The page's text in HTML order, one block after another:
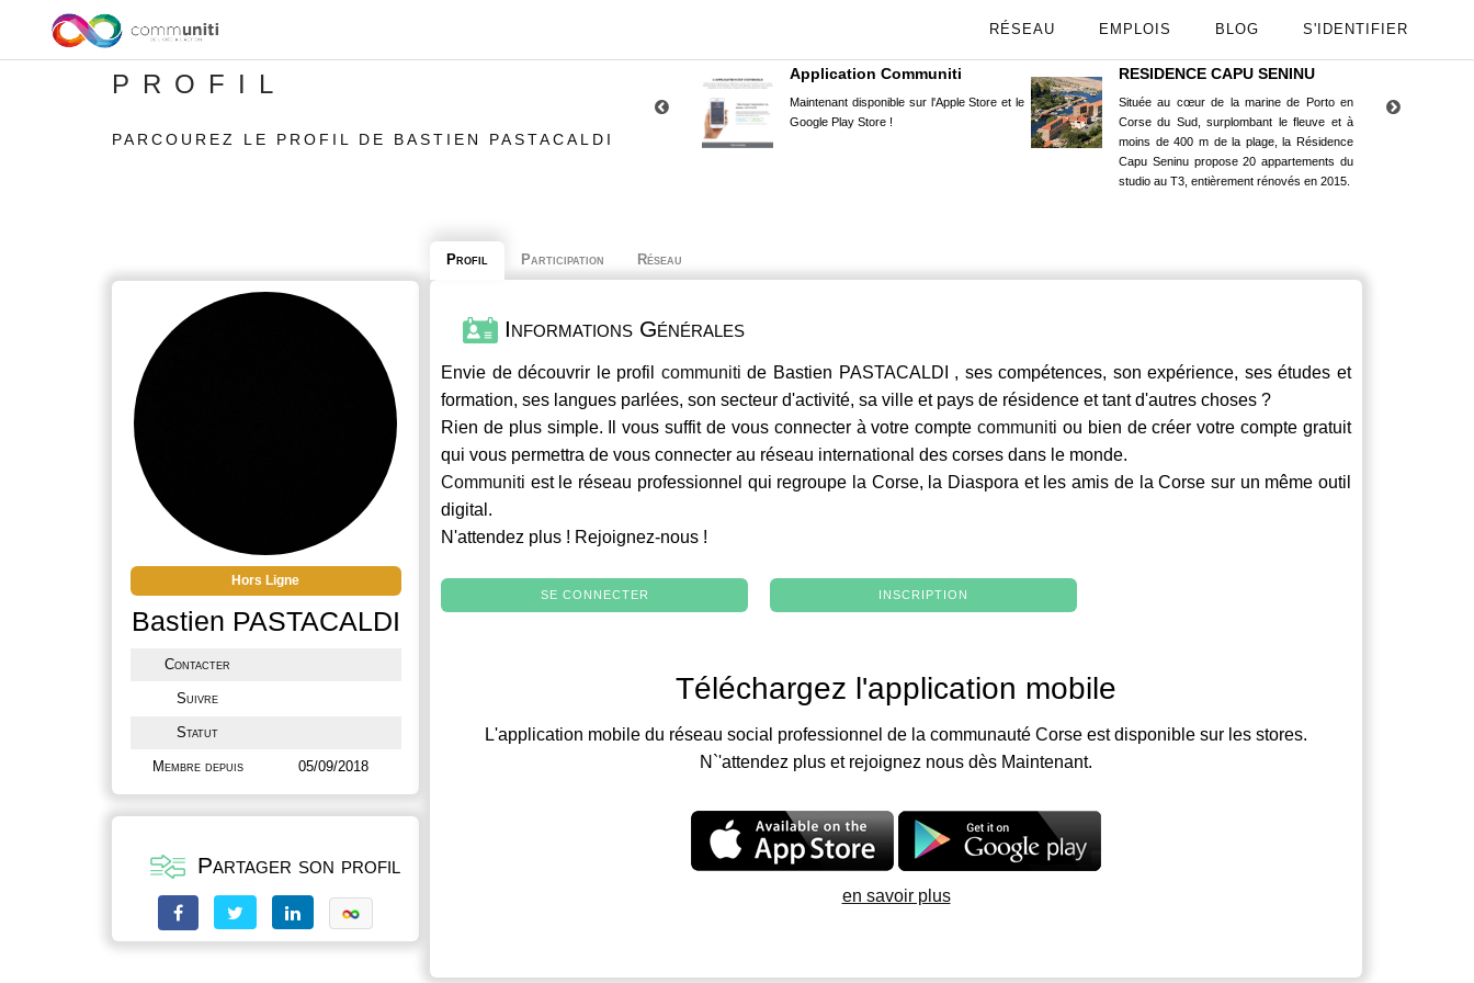
RÉSEAU EMPLOIS BLOG S'IDENTIFIER
PROFIL
PARCOUREZ LE PROFIL DE BASTIEN PASTACALDI
Application Communiti
Maintenant disponible sur l'Apple Store et le
Google Play Store !
RESIDENCE CAPU SENINU
Située au cœur de la marine de Porto en
Corse du Sud, surplombant le fleuve et à
moins de 400 m de la plage, la Résidence
Capu Seninu propose 20 appartements du
studio au T3, entièrement rénovés en 2015.
Hors Ligne
Bastien PASTACALDI
Contacter
Suivre
Statut
Membre depuis 05/09/2018
Partager son profil
Profil Participation Réseau
Informations Générales
Envie de découvrir le profil communiti de Bastien PASTACALDI , ses compétences, son expérience, ses études et
formation, ses langues parlées, son secteur d'activité, sa ville et pays de résidence et tant d'autres choses ?
Rien de plus simple. Il vous suffit de vous connecter à votre comptecommuniti ou bien de créer votre compte gratuit
qui vous permettra de vous connecter au réseau international des corses dans le monde.
Communiti est le réseau professionnel qui regroupe la Corse, la Diaspora et les amis de la Corse sur un même outil
digital.
N'attendez plus ! Rejoignez-nous !
SE CONNECTER INSCRIPTION
Téléchargez l'application mobile
L'application mobile du réseau social professionnel de la communauté Corse est disponible sur les stores.
N`'attendez plus et rejoignez nous dès Maintenant.
en savoir plus